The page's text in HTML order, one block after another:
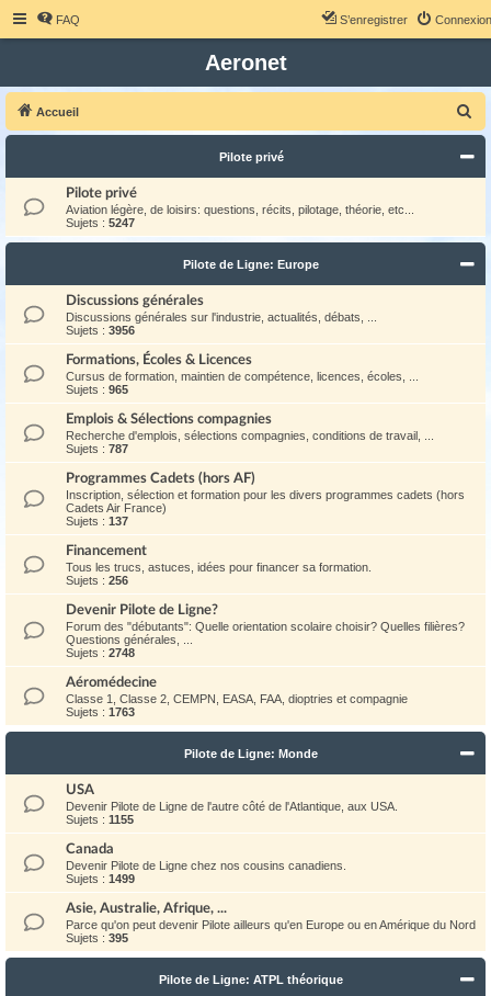
FAQ Connexion
S’enregistrer
Aeronet
Accueil
e
r
c
r
Pilote privé
Pilote privé
Aviation légère, de loisirs: questions, récits, pilotage, théorie, etc...
Sujets : 5247
Pilote de Ligne: Europe
Discussions générales
Discussions générales sur l'industrie, actualités, débats, ...
Sujets : 3956
Formations, Écoles & Licences
Cursus de formation, maintien de compétence, licences, écoles, ...
Sujets : 965
Emplois & Sélections compagnies
Recherche d'emplois, sélections compagnies, conditions de travail, ...
Sujets : 787
Programmes Cadets (hors AF)
Inscription, sélection et formation pour les divers programmes cadets (hors
Cadets Air France)
Sujets : 137
Financement
Tous les trucs, astuces, idées pour financer sa formation.
Sujets : 256
Devenir Pilote de Ligne?
Forum des "débutants": Quelle orientation scolaire choisir? Quelles filières?
Questions générales, ...
Sujets : 2748
Aéromédecine
Classe 1, Classe 2, CEMPN, EASA, FAA, dioptries et compagnie
Sujets : 1763
Pilote de Ligne: Monde
USA
Devenir Pilote de Ligne de l'autre côté de l'Atlantique, aux USA.
Sujets : 1155
Canada
Devenir Pilote de Ligne chez nos cousins canadiens.
Sujets : 1499
Asie, Australie, Afrique, ...
Parce qu'on peut devenir Pilote ailleurs qu'en Europe ou en Amérique du Nord
Sujets : 395
Pilote de Ligne: ATPL théorique